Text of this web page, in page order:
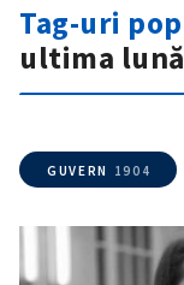
Tag-uri
ultima lună
GUVERN 1904
Telefon
+